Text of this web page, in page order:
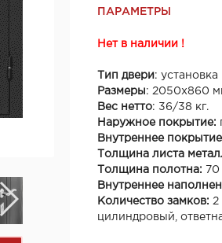
ПАРАМЕТРЫ
Нет в наличии !
Тип двери:
Размеры: 2050х860
Вес нетто: 36/38 кг.
Наружное покрытие:
Внутреннее покрытие
Толщина листа
Толщина полотна:
Внутреннее
Количество замков: 2
цилиндровый,